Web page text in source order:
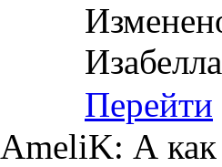
Перейти
AmeliK: А как